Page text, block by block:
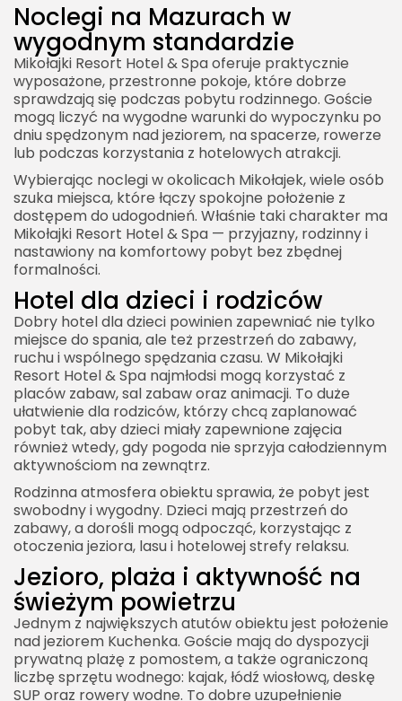
Noclegi na Mazurach w
wygodnym standardzie
Mikołajki Resort Hotel & Spa oferuje praktycznie
wyposażone, przestronne pokoje, które dobrze
sprawdzają się podczas pobytu rodzinnego. Goście
mogą liczyć na wygodne warunki do wypoczynku po
dniu spędzonym nad jeziorem, na spacerze, rowerze
lub podczas korzystania z hotelowych atrakcji.
Wybierając noclegi w okolicach Mikołajek, wiele osób
szuka miejsca, które łączy spokojne położenie z
dostępem do udogodnień. Właśnie taki charakter ma
Mikołajki Resort Hotel & Spa — przyjazny, rodzinny i
nastawiony na komfortowy pobyt bez zbędnej
formalności.
Hotel dla dzieci i rodziców
Dobry hotel dla dzieci powinien zapewniać nie tylko
miejsce do spania, ale też przestrzeń do zabawy,
ruchu i wspólnego spędzania czasu. W Mikołajki
Resort Hotel & Spa najmłodsi mogą korzystać z
placów zabaw, sal zabaw oraz animacji. To duże
ułatwienie dla rodziców, którzy chcą zaplanować
pobyt tak, aby dzieci miały zapewnione zajęcia
również wtedy, gdy pogoda nie sprzyja całodziennym
aktywnościom na zewnątrz.
Rodzinna atmosfera obiektu sprawia, że pobyt jest
swobodny i wygodny. Dzieci mają przestrzeń do
zabawy, a dorośli mogą odpocząć, korzystając z
otoczenia jeziora, lasu i hotelowej strefy relaksu.
Jezioro, plaża i aktywność na
świeżym powietrzu
Jednym z największych atutów obiektu jest położenie
nad jeziorem Kuchenka. Goście mają do dyspozycji
prywatną plażę z pomostem, a także ograniczoną
liczbę sprzętu wodnego: kajak, łódź wiosłową, deskę
SUP oraz rowery wodne. To dobre uzupełnienie